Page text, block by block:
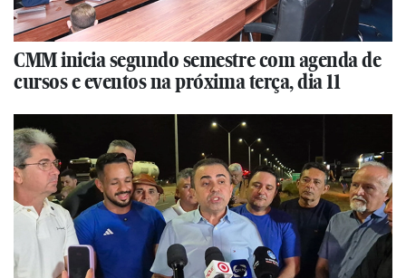
CMM inicia segundo semestre com agenda de
cursos e eventos na próxima terça, dia 11